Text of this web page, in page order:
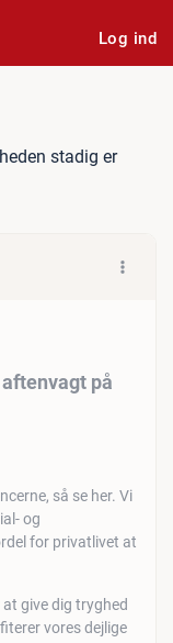
Log ind
og
stadig er
på
så se her. Vi
og
for privatlivet at
give dig tryghed
vores dejlige